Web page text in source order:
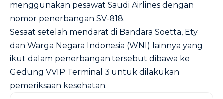
menggunakan pesawat Saudi Airlines dengan
nomor penerbangan SV-818.
Sesaat setelah mendarat di Bandara Soetta, Ety
dan Warga Negara Indonesia (WNI) lainnya yang
ikut dalam penerbangan tersebut dibawa ke
Gedung VVIP Terminal 3 untuk dilakukan
pemeriksaan kesehatan.